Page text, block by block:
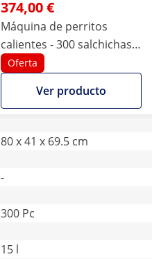
374,00 €
Máquina de perritos
calientes - 300 salchichas -
100 panecillos - 2.400 W
Oferta
Ver producto
80 x 41 x 69.5 cm
-
300 Pc
15 l